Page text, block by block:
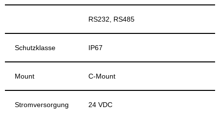
RS232, RS485
Schutzklasse IP67
Mount C-Mount
Stromversorgung 24 VDC